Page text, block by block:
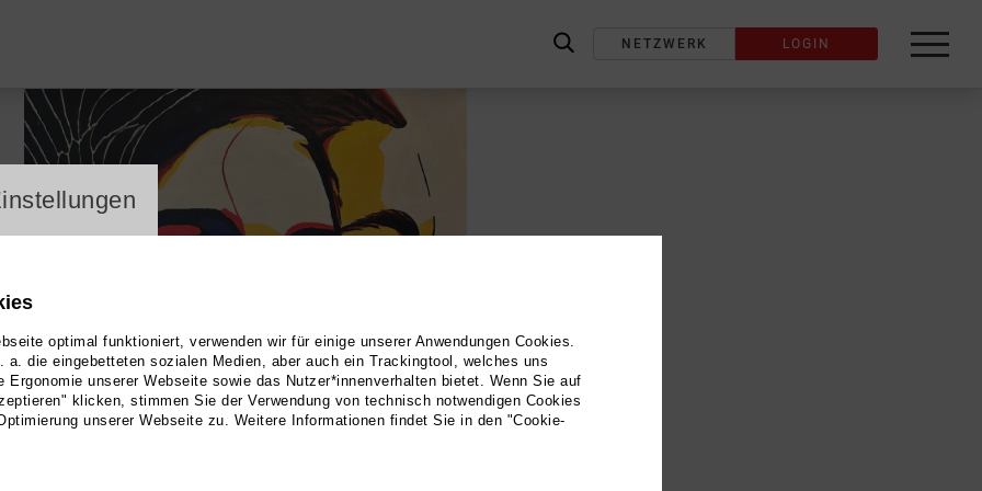
NETZWERK LOGIN
optimal funktioniert, verwenden wir für einige unserer Anwendungen Cookies.
a. die eingebetteten sozialen Medien, aber auch ein Trackingtool, welches uns
Ergonomie unserer Webseite sowie das Nutzer*innenverhalten bietet. Wenn Sie auf
klicken, stimmen Sie der Verwendung von technisch notwendigen Cookies
unserer Webseite zu. Weitere Informationen findet Sie in den "Cookie-